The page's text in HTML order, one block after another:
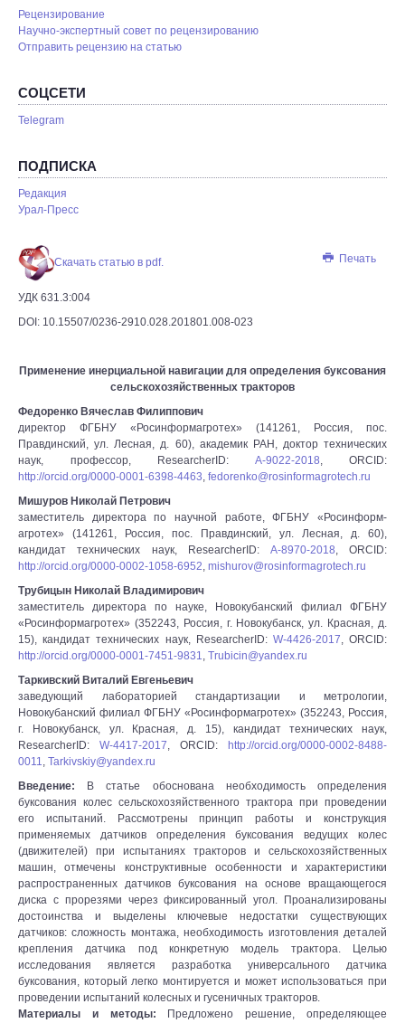
Рецензирование
Научно-экспертный совет по рецензированию
Отправить рецензию на статью
СОЦСЕТИ
Telegram
ПОДПИСКА
Редакция
Урал-Пресс
Печать
Скачать статью в pdf.
УДК 631.3:004
DOI: 10.15507/0236-2910.028.201801.008-023
Применение инерциальной навигации для определения буксования
сельскохозяйственных тракторов
Федоренко Вячеслав Филиппович
директор ФГБНУ «Росинформагротех» (141261, Россия, пос.
Правдинский, ул. Лесная, д. 60), академик РАН, доктор технических
наук, профессор, ResearcherID: A-9022-2018, ORCID:
http://orcid.org/0000-0001-6398-4463, fedorenko@rosinformagrotech.ru
Мишуров Николай Петрович
заместитель директора по научной работе, ФГБНУ «Росинформ-
агротех» (141261, Россия, пос. Правдинский, ул. Лесная, д. 60),
кандидат технических наук, ResearcherID: A-8970-2018, ORCID:
http://orcid.org/0000-0002-1058-6952, mishurov@rosinformagrotech.ru
Трубицын Николай Владимирович
заместитель директора по науке, Новокубанский филиал ФГБНУ
«Росинформагротех» (352243, Россия, г. Новокубанск, ул. Красная, д.
15), кандидат технических наук, ResearcherID: W-4426-2017, ORCID:
http://orcid.org/0000-0001-7451-9831, Trubicin@yandex.ru
Таркивский Виталий Евгеньевич
заведующий лабораторией стандартизации и метрологии,
Новокубанский филиал ФГБНУ «Росинформагротех» (352243, Россия,
г. Новокубанск, ул. Красная, д. 15), кандидат технических наук,
ResearcherID: W-4417-2017, ORCID:
http://orcid.org/0000-0002-8488-
0011, Tarkivskiy@yandex.ru
Введение: В статье обоснована необходимость определения
буксования колес сельскохозяйственного трактора при проведении
его испытаний. Рассмотрены принцип работы и конструкция
применяемых датчиков определения буксования ведущих колес
(движителей) при испытаниях тракторов и сельскохозяйственных
машин, отмечены конструктивные особенности и характеристики
распространенных датчиков буксования на основе вращающегося
диска с прорезями через фиксированный угол. Проанализированы
достоинства и выделены ключевые недостатки существующих
датчиков: сложность монтажа, необходимость изготовления деталей
крепления датчика под конкретную модель трактора. Целью
исследования является разработка универсального датчика
буксования, который легко монтируется и может использоваться при
проведении испытаний колесных и гусеничных тракторов.
Материалы и методы: Предложено решение, определяющее